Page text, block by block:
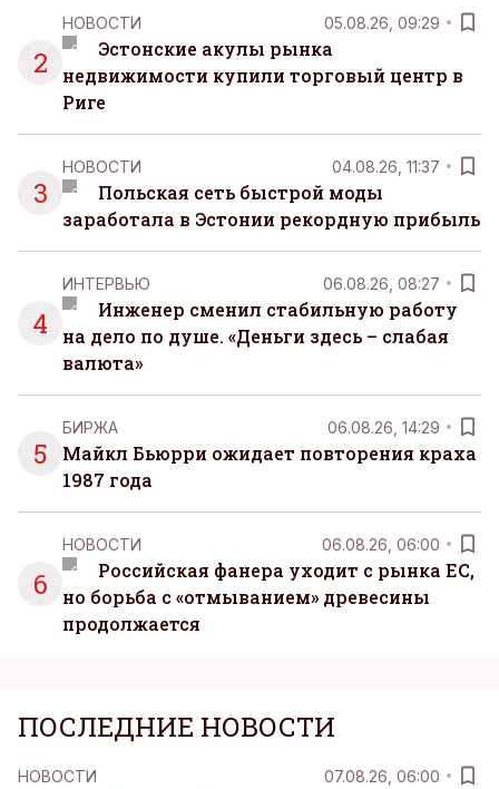
2
НОВОСТИ 05.08.26, 09:29
Эстонские акулы рынка
недвижимости купили торговый центр в
Риге
3
НОВОСТИ 04.08.26, 11:37
Польская сеть быстрой моды
заработала в Эстонии рекордную прибыль
4
ИНТЕРВЬЮ 06.08.26, 08:27
Инженер сменил стабильную работу
на дело по душе. «Деньги здесь – слабая
валюта»
5
БИРЖА 06.08.26, 14:29
Майкл Бьюрри ожидает повторения краха
1987 года
6
НОВОСТИ 06.08.26, 06:00
Российская фанера уходит с рынка ЕС,
но борьба с «отмыванием» древесины
продолжается
ПОСЛЕДНИЕ НОВОСТИ
НОВОСТИ 07.08.26, 06:00